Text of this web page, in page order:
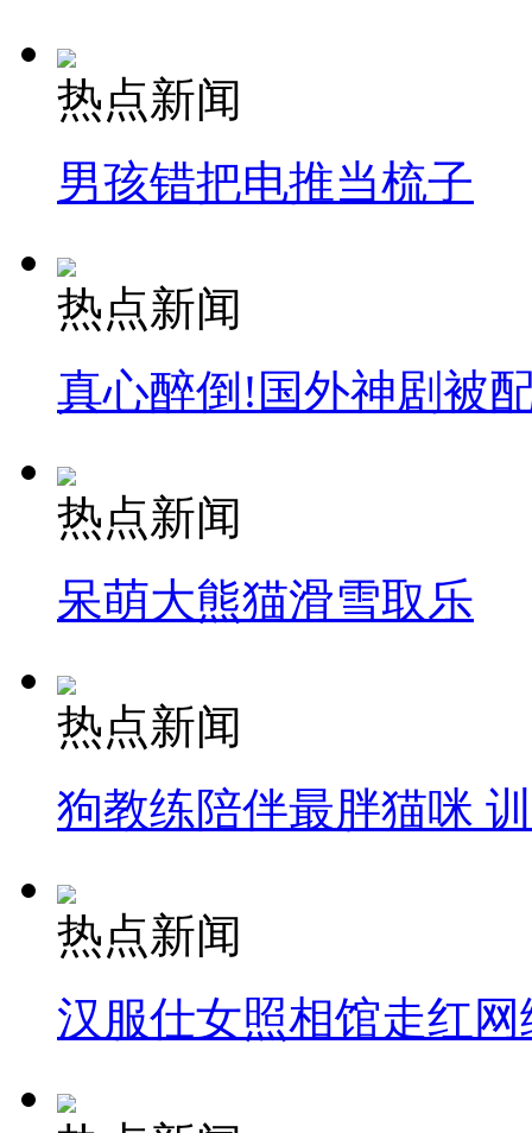
热点新闻
男孩错把电推当梳子
热点新闻
真心醉倒!国外神剧被
热点新闻
呆萌大熊猫滑雪取乐
热点新闻
狗教练陪伴最胖猫咪
热点新闻
汉服仕女照相馆走红网